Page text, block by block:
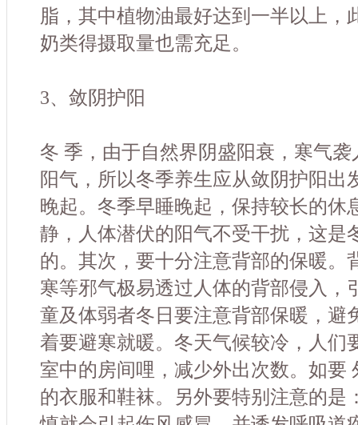
脂，其中植物油最好达到一半以上，
奶类得摄取量也需充足。
3、敛阴护阳
冬 季，由于自然界阴盛阳衰，寒气
阳气，所以冬季养生应从敛阴护阳出
晚起。冬季早睡晚起，保持较长的休
静，人体潜伏的阳气不受干扰，这是
的。其次，要十分注意背部的保暖。
寒等邪气极易透过人体的背部侵入，
童及体弱者冬日要注意背部保暖，避
着要避寒就暖。冬天气候较冷，人们
室中的房间哩，减少外出次数。如要
的衣服和鞋袜。另外要特别注意的是